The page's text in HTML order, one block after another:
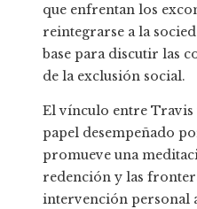
que enfrentan los
reintegrarse a la
base para discutir las
de la exclusión social.
El vínculo entre
papel desempeñado
promueve una
redención y las
intervención personal